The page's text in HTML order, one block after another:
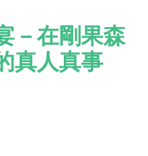
－在剛果森
真人真事